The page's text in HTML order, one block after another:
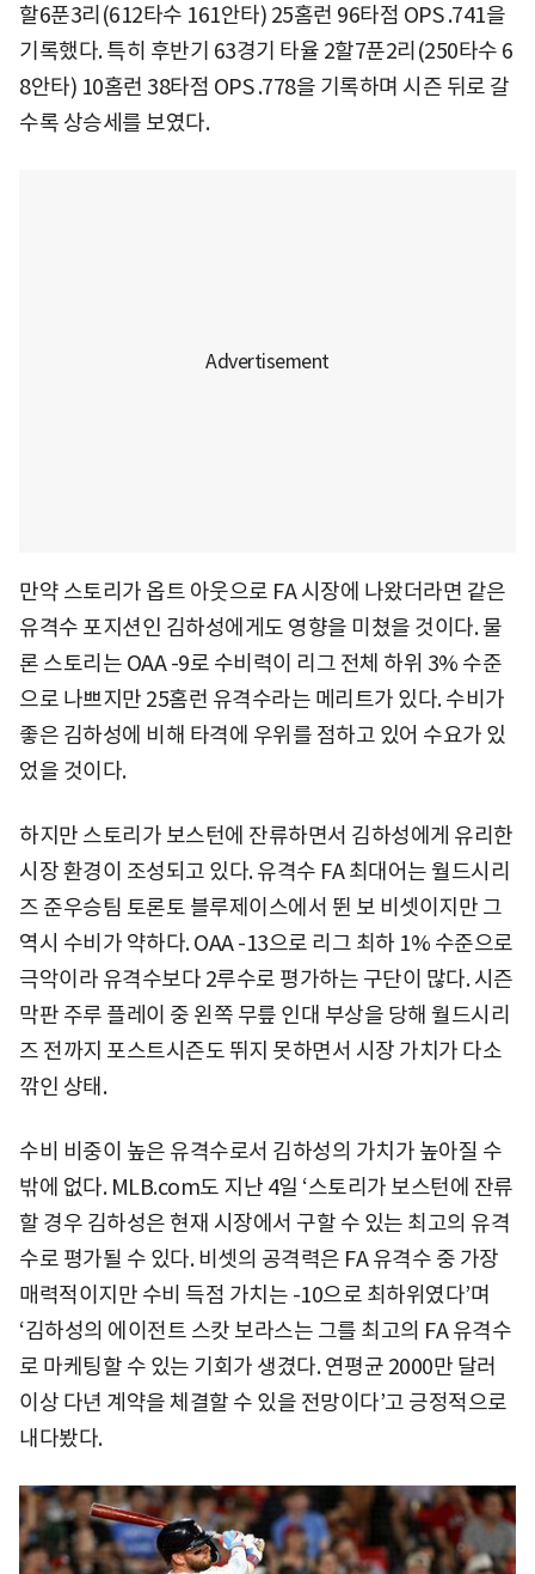
할6푼3리(612타수 161안타) 25홈런 96타점 OPS .741을
기록했다. 특히 후반기 63경기 타율 2할7푼2리(250타수 6
8안타) 10홈런 38타점 OPS .778을 기록하며 시즌 뒤로 갈
수록 상승세를 보였다.
만약 스토리가 옵트 아웃으로 FA 시장에 나왔더라면 같은
유격수 포지션인 김하성에게도 영향을 미쳤을 것이다. 물
론 스토리는 OAA -9로 수비력이 리그 전체 하위 3% 수준
으로 나쁘지만 25홈런 유격수라는 메리트가 있다. 수비가
좋은 김하성에 비해 타격에 우위를 점하고 있어 수요가 있
었을 것이다.
하지만 스토리가 보스턴에 잔류하면서 김하성에게 유리한
시장 환경이 조성되고 있다. 유격수 FA 최대어는 월드시리
즈 준우승팀 토론토 블루제이스에서 뛴 보 비셋이지만 그
역시 수비가 약하다. OAA -13으로 리그 최하 1% 수준으로
극악이라 유격수보다 2루수로 평가하는 구단이 많다. 시즌
막판 주루 플레이 중 왼쪽 무릎 인대 부상을 당해 월드시리
즈 전까지 포스트시즌도 뛰지 못하면서 시장 가치가 다소
깎인 상태.
수비 비중이 높은 유격수로서 김하성의 가치가 높아질 수
밖에 없다. MLB.com도 지난 4일 ‘스토리가 보스턴에 잔류
할 경우 김하성은 현재 시장에서 구할 수 있는 최고의 유격
수로 평가될 수 있다. 비셋의 공격력은 FA 유격수 중 가장
매력적이지만 수비 득점 가치는 -10으로 최하위였다’며
‘김하성의 에이전트 스캇 보라스는 그를 최고의 FA 유격수
로 마케팅할 수 있는 기회가 생겼다. 연평균 2000만 달러
이상 다년 계약을 체결할 수 있을 전망이다’고 긍정적으로
내다봤다.